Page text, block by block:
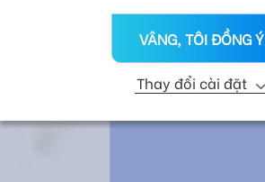
VÂNG, TÔI ĐỒNG Ý
Thay đổi cài đặt